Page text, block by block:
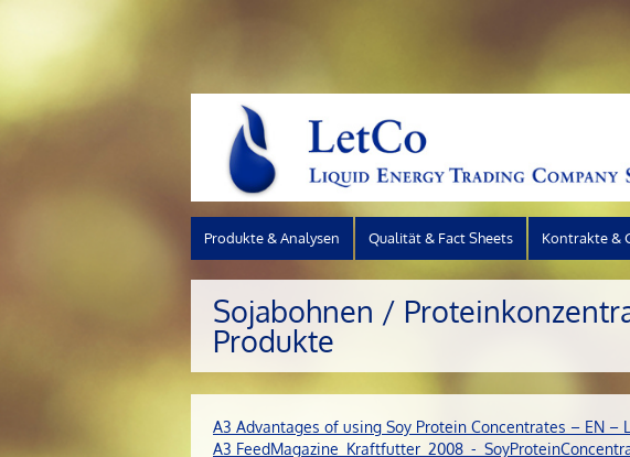
Produkte & Analysen Qualität & Fact Sheets Kontrakte &
Sojabohnen /
Produkte
A3 Advantages of using Soy Protein Concentrates – EN –
A3 FeedMagazine_Kraftfutter_2008_-